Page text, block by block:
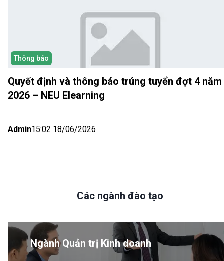
Thông báo
Quyết định và thông báo trúng tuyển đợt 4 năm
2026 – NEU Elearning
Admin15:02 18/06/2026
Các ngành đào tạo
Ngành Quản trị Kinh doanh